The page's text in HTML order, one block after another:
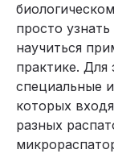
просто
научиться
практике. Для
специальные
которых
разных